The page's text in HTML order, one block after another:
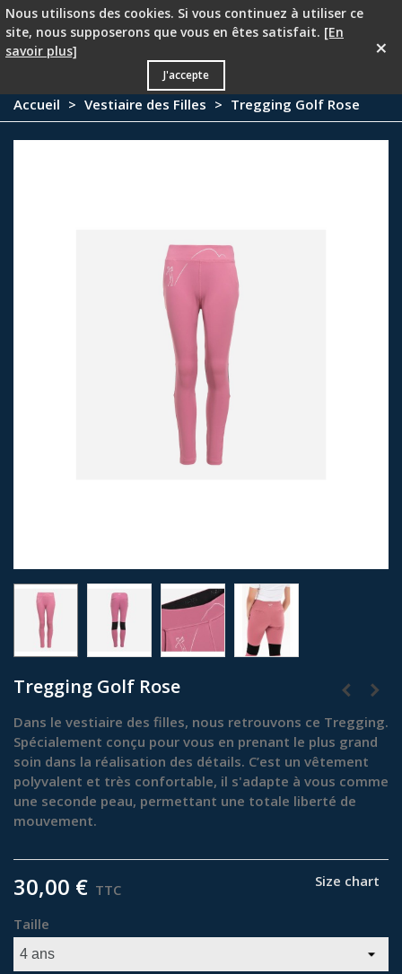
PROMOTION - 25 % à partir du deuxième article !
Accueil > Vestiaire des Filles > Tregging Golf Rose
Tregging Golf Rose
Dans le vestiaire des filles, nous retrouvons ce Tregging.
Spécialement conçu pour vous en prenant le plus grand
soin dans la réalisation des détails. C’est un vêtement
polyvalent et très confortable, il s'adapte à vous comme
une seconde peau, permettant une totale liberté de
mouvement.
30,00 € TTC Size chart
Taille
Nous utilisons des cookies. Si vous continuez à utiliser ce
site, nous supposerons que vous en êtes satisfait. [En
savoir plus]
J'accepte
×